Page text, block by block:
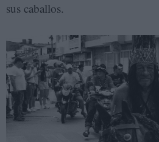
sus caballos.